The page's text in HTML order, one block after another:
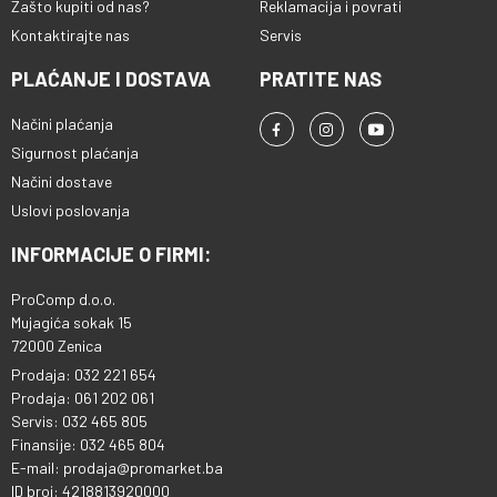
Zašto kupiti od nas?
Kontaktirajte nas
Reklamacija i povrati
Servis
PLAĆANJE I DOSTAVA
Načini plaćanja
Sigurnost plaćanja
Načini dostave
Uslovi poslovanja
PRATITE NAS
INFORMACIJE O FIRMI:
ProComp d.o.o.
Mujagića sokak 15
72000 Zenica
Prodaja: 032 221 654
Prodaja: 061 202 061
Servis: 032 465 805
Finansije: 032 465 804
E-mail: prodaja@promarket.ba
ID broj: 4218813920000